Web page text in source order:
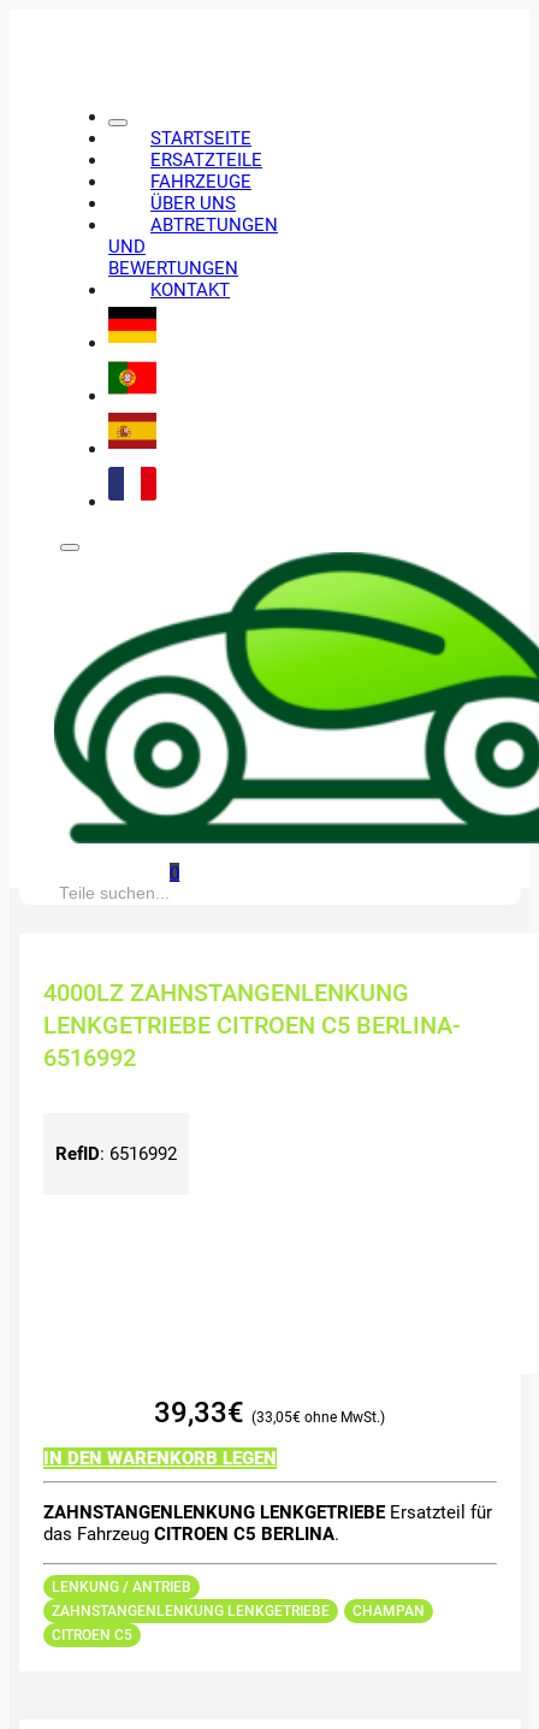
STARTSEITE
ERSATZTEILE
FAHRZEUGE
ÜBER UNS
ABTRETUNGEN
UND
BEWERTUNGEN
KONTAKT
0
Suche:
4000LZ ZAHNSTANGENLENKUNG
LENKGETRIEBE CITROEN C5 BERLINA-
6516992
RefID: 6516992
39,33€ 33,05€
IN DEN WARENKORB LEGEN
ZAHNSTANGENLENKUNG LENKGETRIEBEErsatzteil für
das Fahrzeug CITROEN C5 BERLINA.
LENKUNG / ANTRIEB
ZAHNSTANGENLENKUNG LENKGETRIEBE
CHAMPAN
CITROEN C5